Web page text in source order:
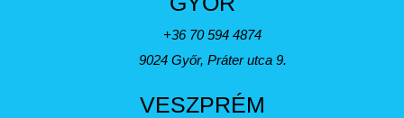
+36 70 594 4874
9024 Győr, Práter utca 9.
VESZPRÉM